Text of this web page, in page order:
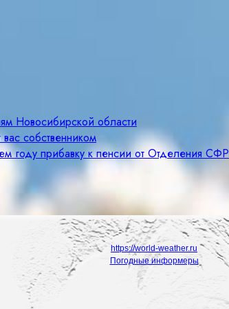
Новосибирской области
собственником
году прибавку к пенсии от Отделения СФР
https://world-weather.ru
Погодные информеры